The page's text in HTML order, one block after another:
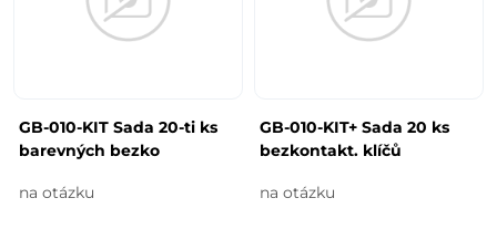
GB-010-KIT Sada 20-ti ks
barevných bezko
na otázku
GB-010-KIT+ Sada 20 ks
bezkontakt. klíčů
na otázku